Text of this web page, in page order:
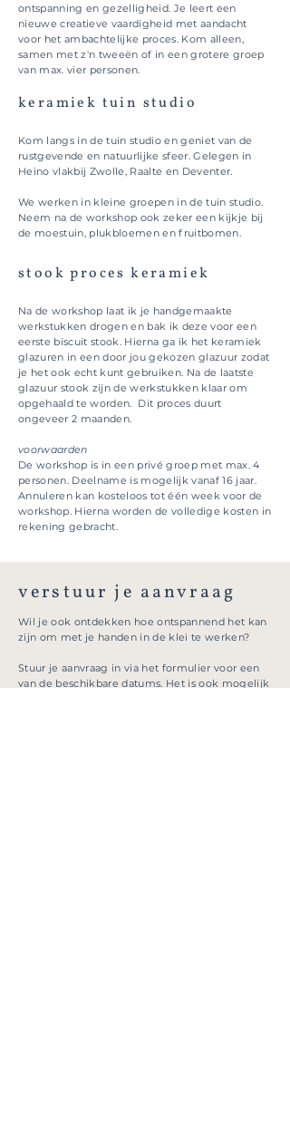
ontspanning en gezelligheid. Je leert een
nieuwe creatieve vaardigheid met aandacht
voor het ambachtelijke proces. Kom alleen,
samen met z'n tweeën of in een grotere groep
van max. vier personen.
keramiek tuin studio
Kom langs in de tuin studio en geniet van de
rustgevende en natuurlijke sfeer. Gelegen in
Heino vlakbij Zwolle, Raalte en Deventer.
We werken in kleine groepen in de tuin studio.
Neem na de workshop ook zeker een kijkje bij
de moestuin, plukbloemen en fruitbomen.
stook proces keramiek
Na de workshop laat ik je handgemaakte
werkstukken drogen en bak ik deze voor een
eerste biscuit stook. Hierna ga ik het keramiek
glazuren in een door jou gekozen glazuur zodat
je het ook echt kunt gebruiken. Na de laatste
glazuur stook zijn de werkstukken klaar om
opgehaald te worden. Dit proces duurt
ongeveer 2 maanden.
voorwaarden
De workshop is in een privé groep met max. 4
personen. Deelname is mogelijk vanaf 16 jaar.
Annuleren kan kosteloos tot één week voor de
workshop. Hierna worden de volledige kosten in
rekening gebracht.
verstuur je aanvraag
Wil je ook ontdekken hoe ontspannend het kan
zijn om met je handen in de klei te werken?
Stuur je aanvraag in via het formulier voor een
van de beschikbare datums. Het is ook mogelijk